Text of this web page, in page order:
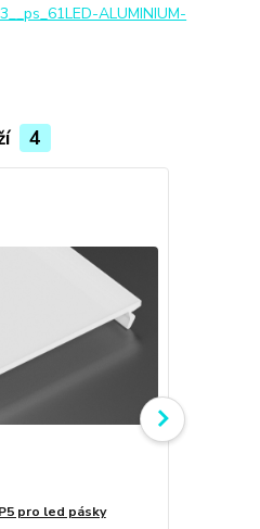
ALUMINIUM-
4
pro led pásky